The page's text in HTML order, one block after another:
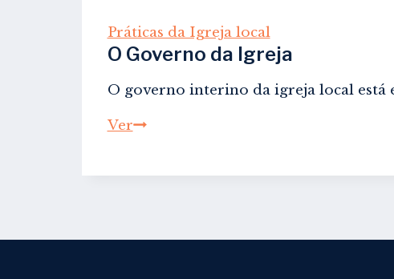
Práticas da Igreja local
O Governo da Igreja
O governo interino da igreja local está
VerO